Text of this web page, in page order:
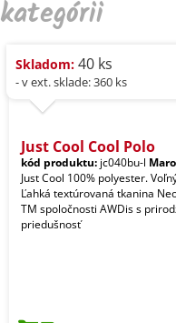
kategórii
Skladom: 40 ks
- v ext. sklade: 360 ks
Just Cool Cool Polo
kód produktu: jc040bu-l
Just Cool 100% polyester.
Ľahká textúrovaná tkanina
TM spoločnosti AWDis s
priedušnosť